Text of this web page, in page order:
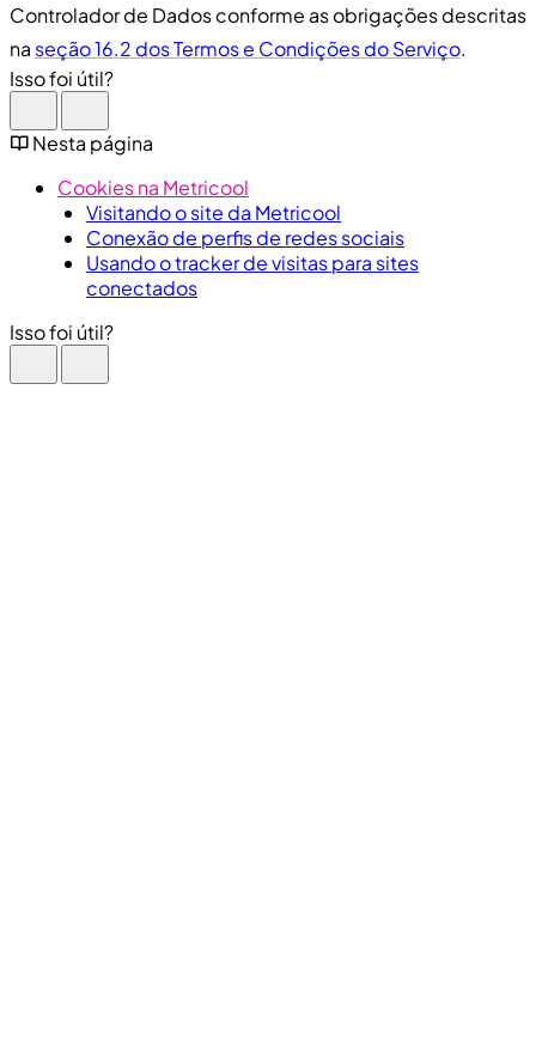
Controlador de Dados conforme as obrigações descritas
na seção 16.2 dos Termos e Condições do Serviço.
Isso foi útil?
Nesta página
Cookies na Metricool
Visitando o site da Metricool
Conexão de perfis de redes sociais
Usando o tracker de visitas para sites
conectados
Isso foi útil?